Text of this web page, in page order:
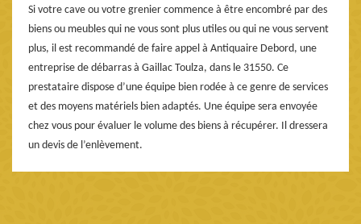
Si votre cave ou votre grenier commence à être encombré par des
biens ou meubles qui ne vous sont plus utiles ou qui ne vous servent
plus, il est recommandé de faire appel à Antiquaire Debord, une
entreprise de débarras à Gaillac Toulza, dans le 31550. Ce
prestataire dispose d’une équipe bien rodée à ce genre de services
et des moyens matériels bien adaptés. Une équipe sera envoyée
chez vous pour évaluer le volume des biens à récupérer. Il dressera
un devis de l’enlèvement.